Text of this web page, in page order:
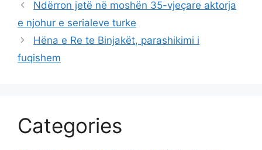
Ndërron jetë në moshën 35-vjeçare aktorja
e njohur e serialeve turke
Hëna e Re te Binjakët, parashikimi i
fuqishem
Categories